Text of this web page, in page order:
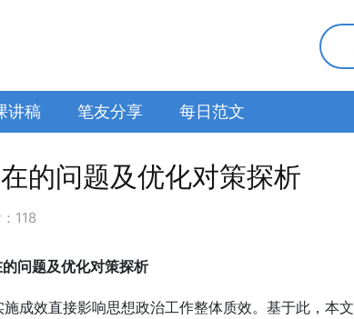
讲稿 笔友分享 每日范文
的问题及优化对策探析
118
问题及优化对策探析
成效直接影响思想政治工作整体质效。基于此，本文